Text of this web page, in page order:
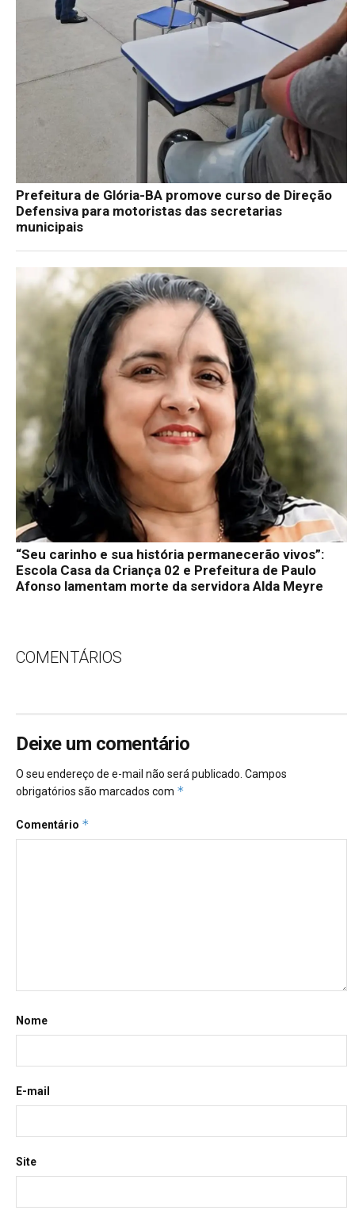
Prefeitura de Glória-BA promove curso de Direção
Defensiva para motoristas das secretarias
municipais
“Seu carinho e sua história permanecerão vivos”:
Escola Casa da Criança 02 e Prefeitura de Paulo
Afonso lamentam morte da servidora Alda Meyre
COMENTÁRIOS
Deixe um comentário
O seu endereço de e-mail não será publicado. Campos
obrigatórios são marcados com *
Comentário *
Nome
E-mail
Site